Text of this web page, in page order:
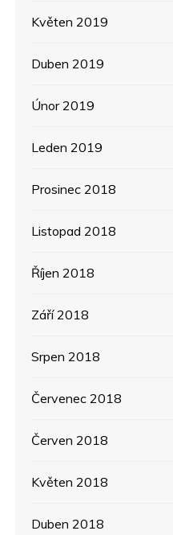
Květen 2019
Duben 2019
Únor 2019
Leden 2019
Prosinec 2018
Listopad 2018
Říjen 2018
Září 2018
Srpen 2018
Červenec 2018
Červen 2018
Květen 2018
Duben 2018